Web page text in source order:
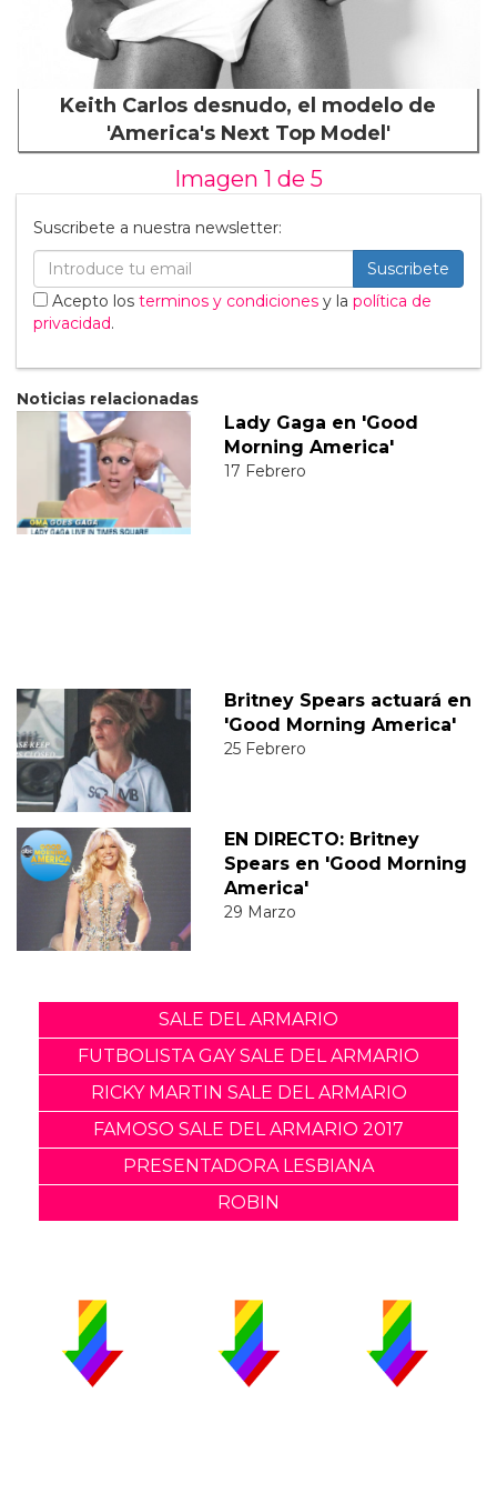
Keith Carlos desnudo, el modelo de
'America's Next Top Model'
Imagen 1 de 5
Suscribete a nuestra newsletter:
Suscribete
Acepto los terminos y condiciones y la política de
privacidad.
Noticias relacionadas
Lady Gaga en 'Good
Morning America'
17 Febrero
Britney Spears actuará en
'Good Morning America'
25 Febrero
EN DIRECTO: Britney
Spears en 'Good Morning
America'
29 Marzo
SALE DEL ARMARIO
FUTBOLISTA GAY SALE DEL ARMARIO
RICKY MARTIN SALE DEL ARMARIO
FAMOSO SALE DEL ARMARIO 2017
PRESENTADORA LESBIANA
ROBIN